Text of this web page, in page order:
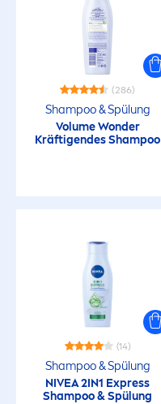
(286)
Shampoo & Spülung
Volume Wonder
Kräftigendes Shampoo
(14)
Shampoo & Spülung
NIVEA2IN1 Express
Shampoo & Spülung